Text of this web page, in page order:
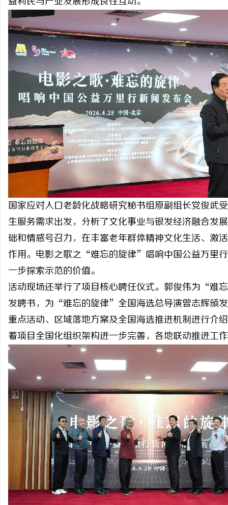
国家应对人口老龄化战略研究秘书组原副组长党俊武
生服务需求出发，分析了文化事业与银发经济融合发
础和情感号召力，在丰富老年群体精神文化生活、激
作用。电影之歌之“难忘的旋律”唱响中国公益万里
一步探索示范的价值。
活动现场还举行了项目核心聘任仪式。郭俊伟为“难
发聘书，为“难忘的旋律”全国海选总导演曾志辉颁
重点活动、区域落地方案及全国海选推进机制进行介
着项目全国化组织架构进一步完善，各地联动推进工